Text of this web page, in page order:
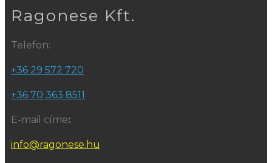
Ragonese Kft.
Telefon:
+36 29 572 720
+36 70 363 8511
E-mail címe:
info@ragonese.hu